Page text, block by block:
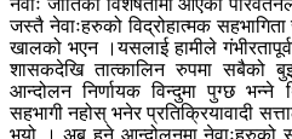
नेवाः जातिको विशेषतामा आएको
जस्तै नेवाःहरुको विद्रोहात्मक
खालको भएन ।यसलाई हामीले
शासकदेखि तात्कालिन रुपमा सबैको
आन्दोलन निर्णायक विन्दुमा पुग्छ भन्ने
सहभागी नहोस् भनेर प्रतिक्रियावादी